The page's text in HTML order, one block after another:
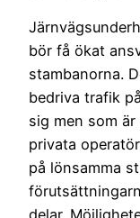
bör få ökat
stambanorna.
bedriva trafik
sig men som
privata
på lönsamma